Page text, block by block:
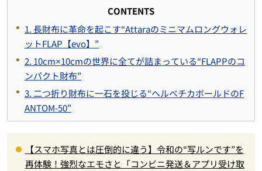
CONTENTS
1. 長財布に革命を起こす“Attaraのミニマムロングウォレ
ットFLAP【evo】”
2. 10cm×10cmの世界に全てが詰まっている“FLAPPのコ
ンパクト財布”
3. 二つ折り財布に一石を投じる“ヘルベチカボールドのF
ANTOM-50”
【スマホ写真とは圧倒的に違う】令和の“写ルンです”を
再体験！強烈なエモさと「コンビニ発送＆アプリ受け取